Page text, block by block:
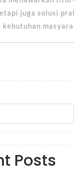
juga solusi
kebutuhan
Posts